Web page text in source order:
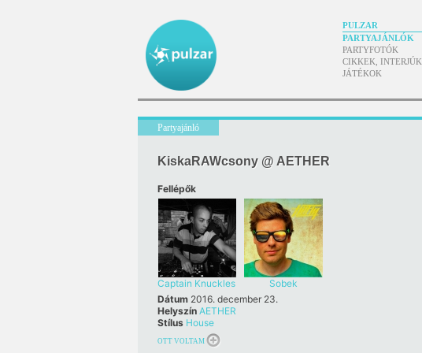
PULZAR
PARTYAJÁNLÓK
PARTYFOTÓK
CIKKEK, INTERJÚK
JÁTÉKOK
Partyajánló
KiskaRAWcsony @ AETHER
Fellépők
Captain Knuckles
Sobek
Dátum 2016. december 23.
Helyszín AETHER
Stílus House
OTT VOLTAM